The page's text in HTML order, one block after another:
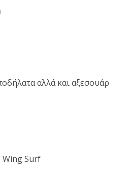
αλλά και αξεσουάρ
Wing Surf